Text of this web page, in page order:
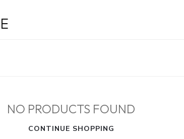
NO PRODUCTS FOUND
CONTINUE SHOPPING